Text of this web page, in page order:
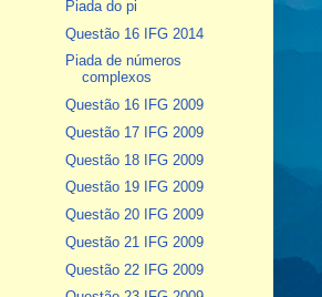
Piada do pi
Questão 16 IFG 2014
Piada de números
complexos
Questão 16 IFG 2009
Questão 17 IFG 2009
Questão 18 IFG 2009
Questão 19 IFG 2009
Questão 20 IFG 2009
Questão 21 IFG 2009
Questão 22 IFG 2009